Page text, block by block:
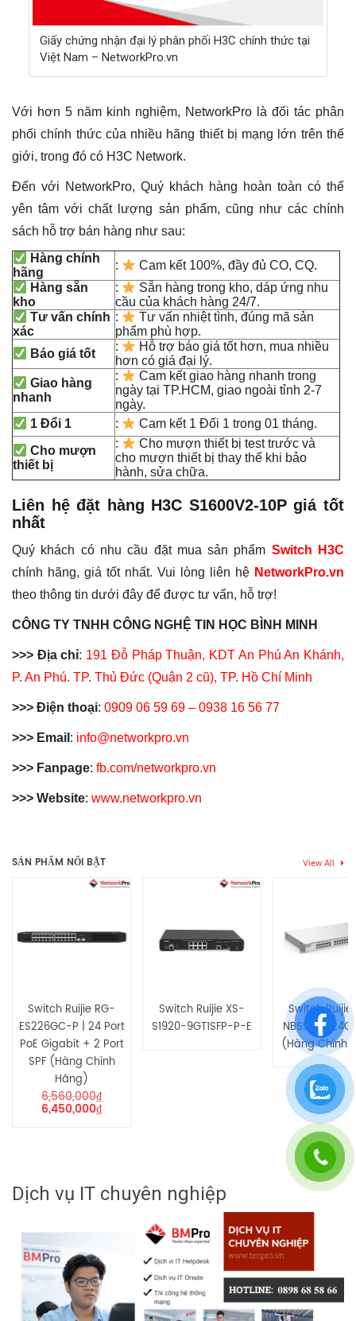
Giấy chứng nhận đại lý phân phối H3C chính thức tại
Việt Nam – NetworkPro.vn
Với hơn 5 năm kinh nghiệm, NetworkPro là đối tác phân
phối chính thức của nhiều hãng thiết bị mạng lớn trên thế
giới, trong đó có H3C Network.
Đến với NetworkPro, Quý khách hàng hoàn toàn có thể
yên tâm với chất lượng sản phẩm, cũng như các chính
sách hỗ trợ bán hàng như sau:
Hàng chính
hãng
:
Cam kết 100%, đầy đủ CO, CQ.
Hàng sẵn
kho
:
Sẵn hàng trong kho, dáp ứng nhu
cầu của khách hàng 24/7.
Tư vấn chính
xác
:
Tư vấn nhiệt tình, đúng mã sản
phẩm phù hợp.
Báo giá tốt
:
Hỗ trợ báo giá tốt hơn, mua nhiều
hơn có giá đại lý.
Giao hàng
nhanh
:
Cam kết giao hàng nhanh trong
ngày tại TP.HCM, giao ngoài tỉnh 2-7
ngày.
1 Đổi 1
:
Cam kết 1 Đổi 1 trong 01 tháng.
Cho mượn
thiết bị
:
Cho mượn thiết bị test trước và
cho mượn thiết bị thay thế khi bảo
hành, sửa chữa.
Liên hệ đặt hàng H3C S1600V2-10Pgiá tốt
nhất
Quý khách có nhu cầu đặt mua sản phẩm Switch H3C
chính hãng, giá tốt nhất. Vui lòng liên hệ NetworkPro.vn
theo thông tin dưới đây để được tư vấn, hỗ trợ!
CÔNG TY TNHH CÔNG NGHỆ TIN HỌC BÌNH MINH
>>> Địa chỉ: 191 Đỗ Pháp Thuận, KDT An Phú An Khánh,
P. An Phú. TP. Thủ Đức (Quận 2 cũ), TP. Hồ Chí Minh
>>> Điện thoại: 0909 06 59 69 – 0938 16 56 77
>>> Email : info@networkpro.vn
>>> Fanpage: fb.com/networkpro.vn
>>> Website: www.networkpro.vn
switch 8 port gigabit
h3c ,switch layer 2
Hãy là người đầu tiên nhận xét “Switch H3C S1600V2-10P Chính
Hãng Việt Nam | 09 Cổng GB, 01 Cổng SFP 1GB”
SẢN PHẨM NỔI BẬT View All
Switch Ruijie RG-
ES226GC-P | 24 Port
PoE Gigabit + 2 Port
SPF (Hàng Chính
Hãng)
6,560,000₫
6,450,000₫
Switch Ruijie XS-
S1920-9GT1SFP-P-E
Switch Ruijie
NBS5100-
(Hàng Chính
Dịch vụ IT chuyên nghiệp